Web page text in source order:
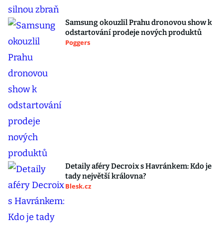
Samsung okouzlil Prahu dronovou show k
odstartování prodeje nových produktů
Poggers
Detaily aféry Decroix s Havránkem: Kdo je
tady největší královna?
Blesk.cz